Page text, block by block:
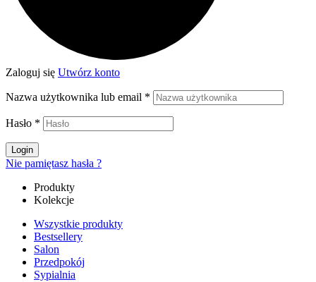
Zaloguj się Utwórz konto
Nazwa użytkownika lub email *
Hasło *
Login
Nie pamiętasz hasła ?
Produkty
Kolekcje
Wszystkie produkty
Bestsellery
Salon
Przedpokój
Sypialnia